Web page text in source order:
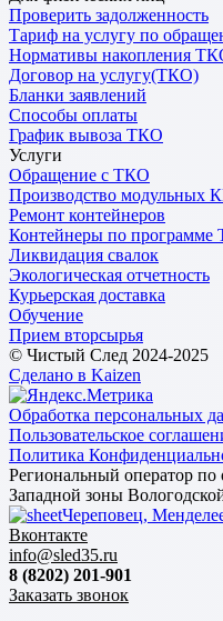
Проверить задолженность
Тариф на услугу по
Нормативы накопления
Договор на услугу(ТКО)
Бланки заявлений
Способы оплаты
График вывоза ТКО
Услуги
Обращение с ТКО
Производство модульных
Ремонт контейнеров
Контейнеры по программе
Ликвидация свалок
Экологическая отчетность
Курьерская доставка
Обучение
Прием вторсырья
© Чистый След 2024-2025
Сделано в Kaizen
Обработка персональных
Пользовательское
Политика
Региональный оператор
Западной зоны
Череповец,
Вконтакте
info@sled35.ru
8 (8202) 201-901
Заказать звонок